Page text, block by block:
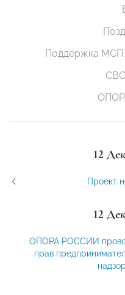
Поддержка
12
Проект
12
ОПОРА РОССИИ
прав